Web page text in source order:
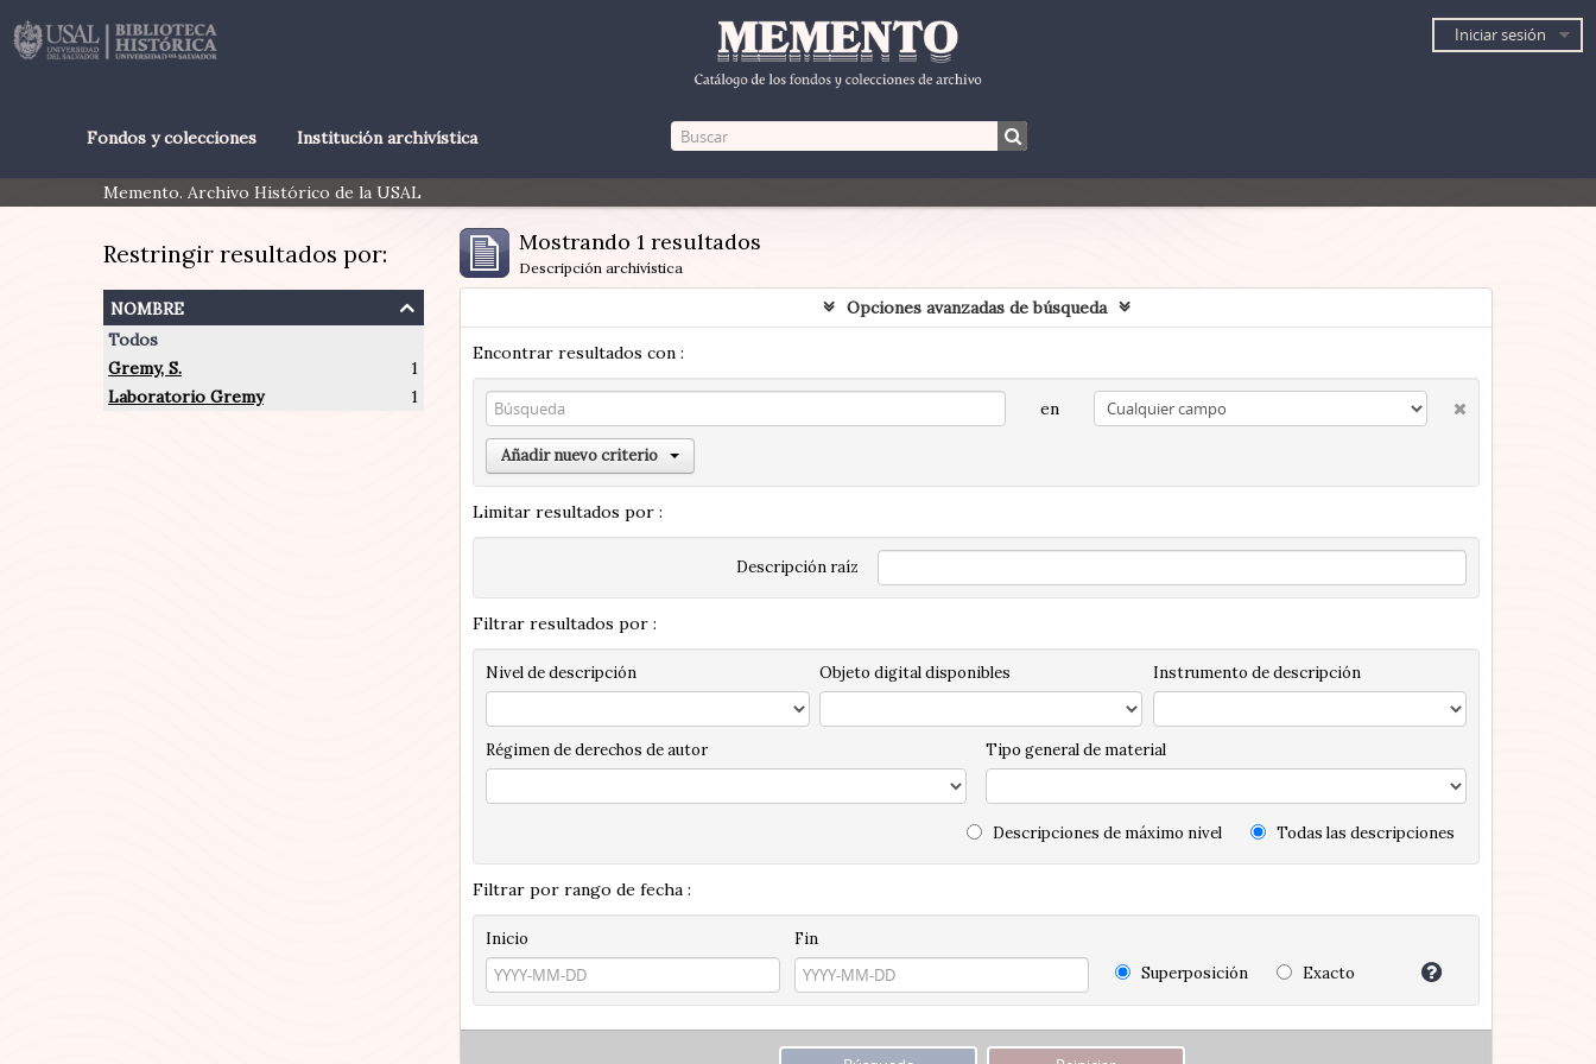
Iniciar sesión
Fondos y colecciones Institución archivística
Memento. Archivo Histórico de la USAL
Restringir resultados por:
nombre
Todos
Gremy, S.
1
Laboratorio Gremy
1
Mostrando 1 resultados
Descripción archivística
Opciones avanzadas de búsqueda
Encontrar resultados con :
en
Añadir nuevo criterio
Limitar resultados por :
Descripción raíz
Filtrar resultados por :
Nivel de descripción Objeto digital disponibles Instrumento de descripción
Régimen de derechos de autor Tipo general de material
Descripciones de máximo nivel Todas las descripciones
Filtrar por rango de fecha :
Inicio
Fin
Superposición
Exacto